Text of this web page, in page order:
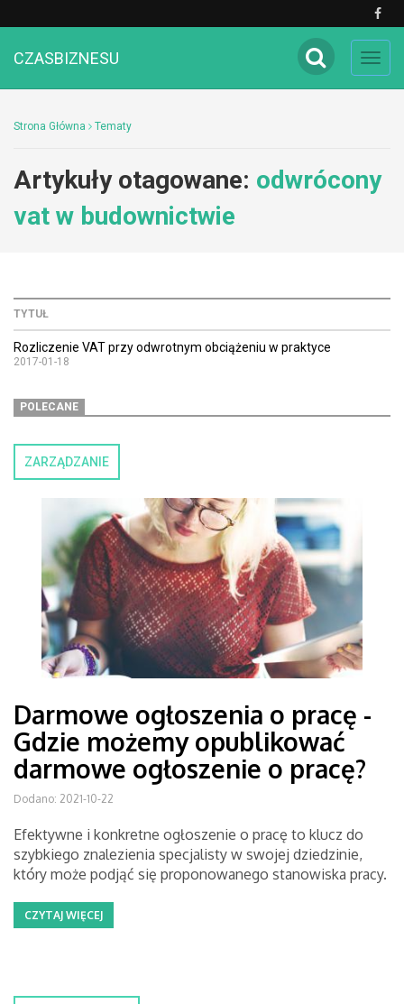
CZASBIZNESU
Strona Główna Tematy
Artykuły otagowane: odwrócony
vat w budownictwie
TYTUŁ
Rozliczenie VAT przy odwrotnym obciążeniu w praktyce
2017-01-18
POLECANE
ZARZĄDZANIE
Darmowe ogłoszenia o pracę -
Gdzie możemy opublikować
darmowe ogłoszenie o pracę?
Dodano: 2021-10-22
Efektywne i konkretne ogłoszenie o pracę to klucz do
szybkiego znalezienia specjalisty w swojej dziedzinie,
który może podjąć się proponowanego stanowiska pracy.
CZYTAJ WIĘCEJ